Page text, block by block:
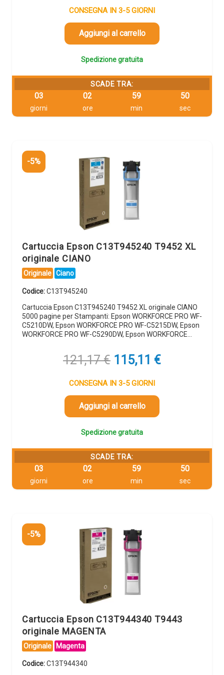
originale
era:
72,69 €.
attuale
è:
CONSEGNA IN 3-5 GIORNI
Aggiungi al carrello
Spedizione gratuita
SCADE TRA:
03
giorni
02
ore
59
min
49
sec
-5%
Cartuccia Epson C13T945240 T9452 XL
originale CIANO
Originale Ciano
Codice:C13T945240
Cartuccia Epson C13T945240 T9452 XL originale CIANO
5000 pagine per Stampanti: Epson WORKFORCE PRO WF-
C5210DW, Epson WORKFORCE PRO WF-C5215DW, Epson
WORKFORCE PRO WF-C5290DW, Epson WORKFORCE…
121,17€ Il
originale
era:
121,17 €.
115,11 €Il
CONSEGNA IN 3-5 GIORNI
Aggiungi al carrello
Spedizione gratuita
SCADE TRA:
03
giorni
02
ore
59
min
49
sec
-5%
Cartuccia Epson C13T944340 T9443
originale MAGENTA
Originale Magenta
Codice:C13T944340